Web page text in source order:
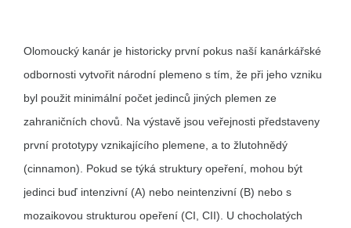
Olomoucký kanár je historicky první pokus naší kanárkářské
odbornosti vytvořit národní plemeno s tím, že při jeho vzniku
byl použit minimální počet jedinců jiných plemen ze
zahraničních chovů. Na výstavě jsou veřejnosti představeny
první prototypy vznikajícího plemene, a to žlutohnědý
(cinnamon). Pokud se týká struktury opeření, mohou být
jedinci buď intenzivní (A) nebo neintenzivní (B) nebo s
mozaikovou strukturou opeření (CI, CII). U chocholatých